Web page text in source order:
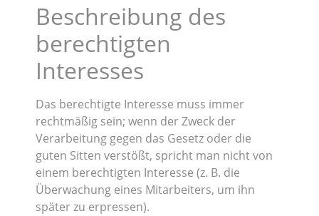
Beschreibung des
berechtigten
Interesses
Das berechtigte Interesse muss immer
rechtmäßig sein; wenn der Zweck der
Verarbeitung gegen das Gesetz oder die
guten Sitten verstößt, spricht man nicht von
einem berechtigten Interesse (z. B. die
Überwachung eines Mitarbeiters, um ihn
später zu erpressen).